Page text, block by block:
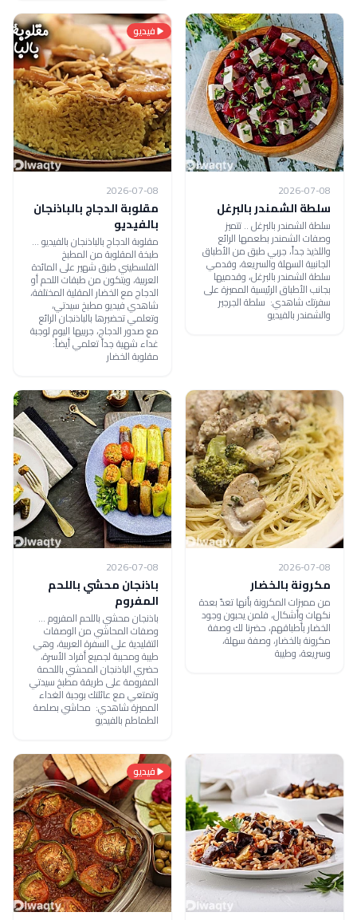
2026-07-08
سلطة الشمندر بالبرغل
سلطة الشمندر بالبرغل .. تتميز
وصفات الشمندر بطعمها الرائع
واللذيذ جداً، جربي طبق من الأطباق
الجانبية السهلة والسريعة، وقدمي
سلطة الشمندر بالبرغل، وقدميها
بجانب الأطباق الرئيسية المميزة على
سفرتك شاهدي: سلطة الجرجير
والشمندر بالفيديو
فيديو
2026-07-08
مقلوبة الدجاج بالباذنجان
بالفيديو
مقلوبة الدجاج بالباذنجان بالفيديو ...
طبخة المقلوبة من المطبخ
الفلسطيني طبق شهير على المائدة
العربية، ويتكون من طبقات اللحم أو
الدجاج مع الخضار المقلية المختلفة،
شاهدي فيديو مطبخ سيدتي،
وتعلمي تحضيرها بالباذنجان الرائع
مع صدور الدجاج، جربيها اليوم لوجبة
غداء شهية جداً تعلمي أيضاً:
مقلوبة الخضار
2026-07-08
مكرونة بالخضار
من مميزات المكرونة بأنها تعدّ بعدة
نكهات وأشكال، فلمن يحبون وجود
الخضار بأطباقهم، حضرنا لك وصفة
مكرونة بالخضار، وصفة سهلة،
وسريعة، وطيبة
2026-07-08
باذنجان محشي باللحم
المفروم
باذنجان محشي باللحم المفروم ...
وصفات المحاشي من الوصفات
التقليدية على السفرة العربية، وهي
طيبة ومحببة لجميع أفراد الأسرة،
حضري الباذنجان المحشي باللحمة
المفرومة على طريقة مطبخ سيدتي
وتمتعي مع عائلتك بوجبة الغداء
المميزة شاهدي: محاشي بصلصة
الطماطم بالفيديو
فيديو